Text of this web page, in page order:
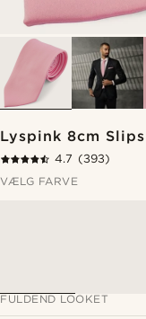
Lyspink 8cm Slips
4.7 (393)
VÆLG FARVE
FULDEND LOOKET